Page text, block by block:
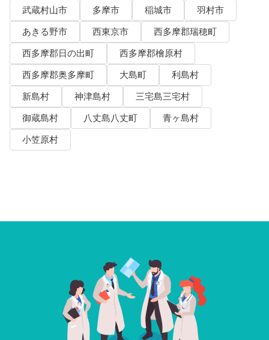
武蔵村山市
多摩市 稲城市
羽村市
あきる野市
西東京市
西多摩郡瑞穂町
西多摩郡日の出町
西多摩郡檜原村
西多摩郡奥多摩町
大島町
利島村
新島村
神津島村
三宅島三宅村
御蔵島村
八丈島八丈町
青ヶ島村
小笠原村